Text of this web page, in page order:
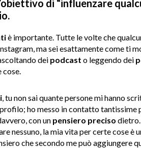
di “influenzare
è importante. Tutte le volte che
ma sei esattamente come ti
dei podcast o leggendo dei
, tu non sai quante persone mi hanno
ho messo in contatto tantissime
con un pensiero preciso
nessuno, la mia vita per certe cose è
che secondo me può aggiungere